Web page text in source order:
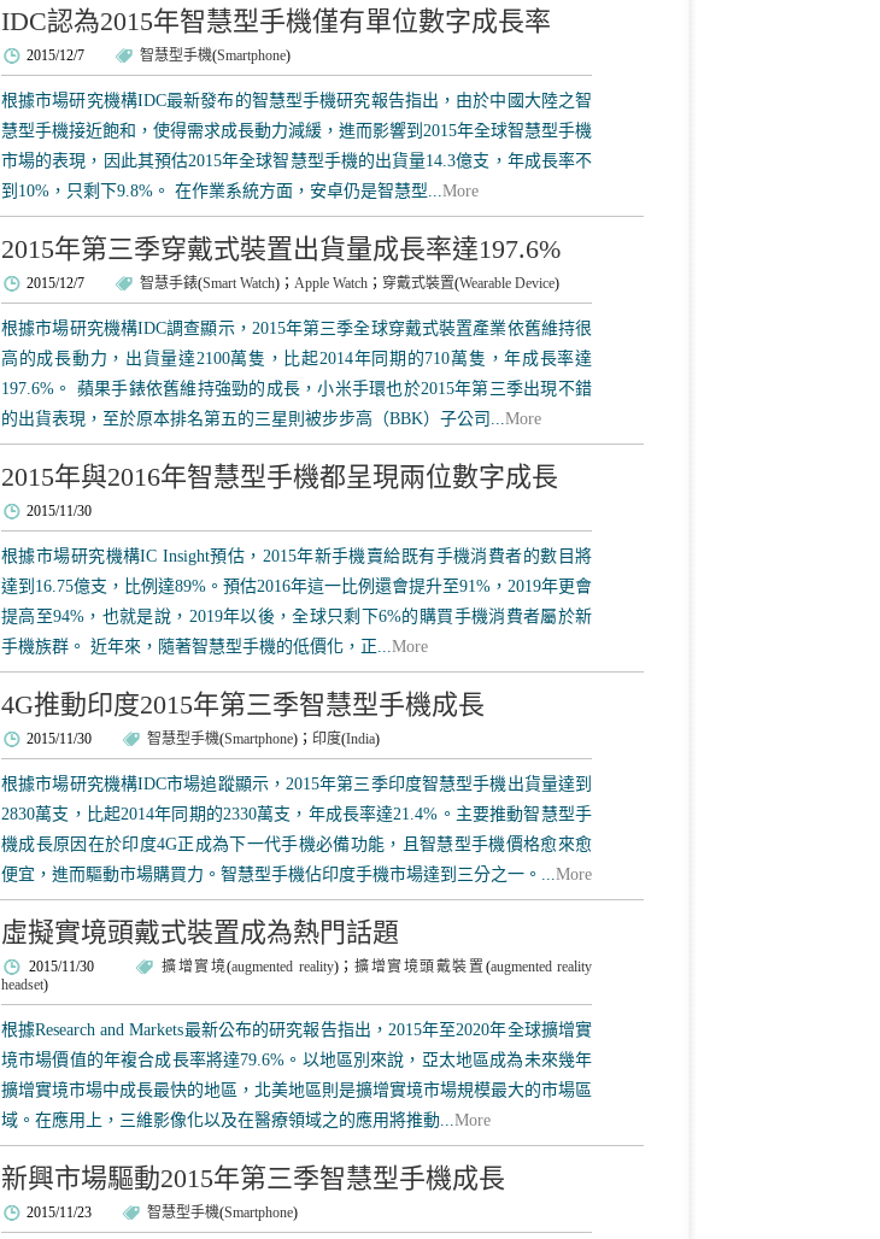
IDC認為2015年智慧型手機僅有單位數字成長率
2015/12/7 智慧型手機(Smartphone)
根據市場研究機構IDC最新發布的智慧型手機研究報告指出，由於中國大陸之智
慧型手機接近飽和，使得需求成長動力減緩，進而影響到2015年全球智慧型手機
市場的表現，因此其預估2015年全球智慧型手機的出貨量14.3億支，年成長率不
到10%，只剩下9.8%。 在作業系統方面，安卓仍是智慧型...More
2015年第三季穿戴式裝置出貨量成長率達197.6%
2015/12/7 智慧手錶(Smart Watch)； Apple Watch ； 穿戴式裝置(Wearable Device)
根據市場研究機構IDC調查顯示，2015年第三季全球穿戴式裝置產業依舊維持很
高的成長動力，出貨量達2100萬隻，比起2014年同期的710萬隻，年成長率達
197.6%。 蘋果手錶依舊維持強勁的成長，小米手環也於2015年第三季出現不錯
的出貨表現，至於原本排名第五的三星則被步步高（BBK）子公司...More
2015年與2016年智慧型手機都呈現兩位數字成長
2015/11/30
根據市場研究機構IC Insight預估，2015年新手機賣給既有手機消費者的數目將
達到16.75億支，比例達89%。預估2016年這一比例還會提升至91%，2019年更會
提高至94%，也就是說，2019年以後，全球只剩下6%的購買手機消費者屬於新
手機族群。 近年來，隨著智慧型手機的低價化，正...More
4G推動印度2015年第三季智慧型手機成長
2015/11/30 智慧型手機(Smartphone)； 印度(India)
根據市場研究機構IDC市場追蹤顯示，2015年第三季印度智慧型手機出貨量達到
2830萬支，比起2014年同期的2330萬支，年成長率達21.4%。主要推動智慧型手
機成長原因在於印度4G正成為下一代手機必備功能，且智慧型手機價格愈來愈
便宜，進而驅動市場購買力。智慧型手機佔印度手機市場達到三分之一。...More
虛擬實境頭戴式裝置成為熱門話題
2015/11/30 擴增實境(augmented reality)； 擴增實境頭戴裝置 (augmented reality
headset)
根據Research and Markets最新公布的研究報告指出，2015年至2020年全球擴增實
境市場價值的年複合成長率將達79.6%。以地區別來說，亞太地區成為未來幾年
擴增實境市場中成長最快的地區，北美地區則是擴增實境市場規模最大的市場區
域。在應用上，三維影像化以及在醫療領域之的應用將推動...More
新興市場驅動2015年第三季智慧型手機成長
2015/11/23 智慧型手機(Smartphone)